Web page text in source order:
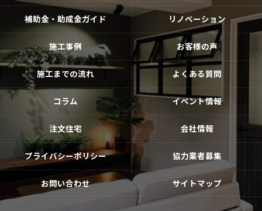
補助金・助成金ガイド リノベーション
施工事例 お客様の声
施工までの流れ よくある質問
コラム イベント情報
注文住宅 会社情報
プライバシーポリシー 協力業者募集
お問い合わせ サイトマップ